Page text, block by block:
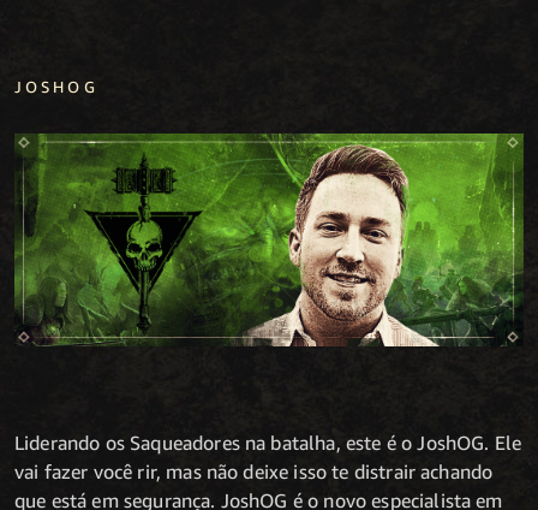
JOSHOG
Liderando os Saqueadores na batalha, este é o JoshOG. Ele
vai fazer você rir, mas não deixe isso te distrair achando
que está em segurança. JoshOG é o novo especialista em